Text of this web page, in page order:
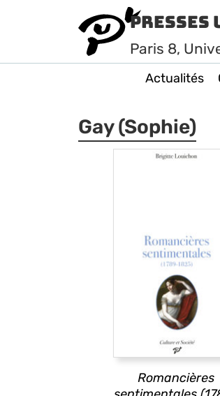
Paris 8,
Actualités
Gay (Sophie)
Romancières